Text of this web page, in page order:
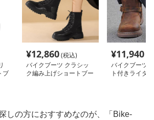
ブ
¥12,860(税込)
バイクブーツ クラシッ
ク編み上げショートブー
¥11,940
バイクブーツ
ト付きライダ
しの方におすすめなのが、「Bike-